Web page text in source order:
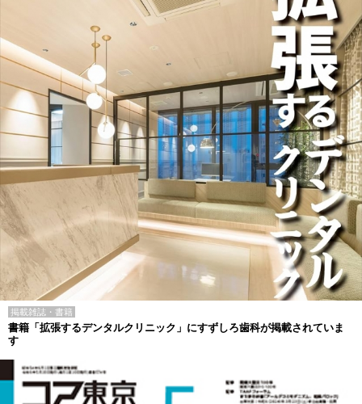
掲載雑誌・書籍
書籍「拡張するデンタルクリニック」にすずしろ歯科が掲載されていま
す